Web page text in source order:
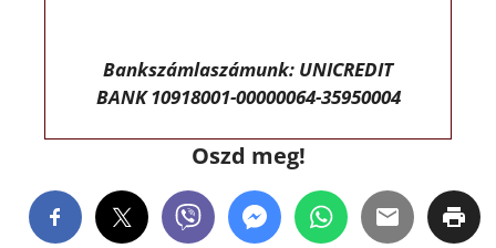
Bankszámlaszámunk: UNICREDIT
BANK 10918001-00000064-35950004
Oszd meg!